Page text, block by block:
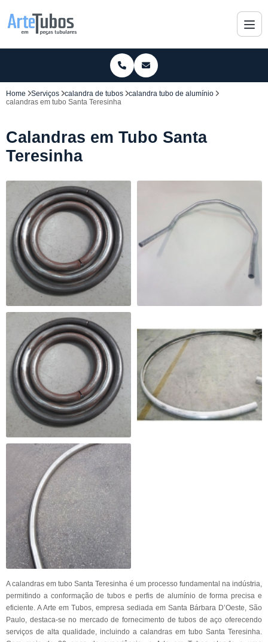
Home Serviços calandra de tubos
calandra tubo de alumínio
calandras em tubo Santa Teresinha
Calandras em Tubo Santa
Teresinha
A calandras em tubo Santa Teresinha é um processo fundamental na indústria,
permitindo a conformação de tubos e perfis de alumínio de forma precisa e
eficiente. A Arte em Tubos, empresa sediada em Santa Bárbara D’Oeste, São
Paulo, destaca-se no mercado de fornecimento de tubos de aço oferecendo
serviços de alta qualidade, incluindo a calandras em tubo Santa Teresinha.